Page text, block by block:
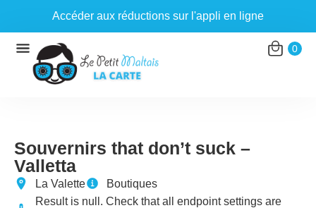
au
contenu
Accéder aux réductions sur l'appli en ligne
0
Souvernirs that don’t suck –
Valletta
La Valette
Boutiques
Result is null. Check that all endpoint settings are